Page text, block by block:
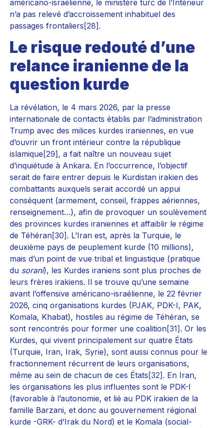
américano-israélienne, le ministère turc de l’Intérieur
n’a pas relevé d’accroissement inhabituel des
passages frontaliers[28].
Le risque redouté d’une
relance iranienne de la
question kurde
La révélation, le 4 mars 2026, par la presse
internationale de contacts établis par l’administration
Trump avec des milices kurdes iraniennes, en vue
d’ouvrir un front intérieur contre la république
islamique [29] , a fait naître un nouveau sujet
d’inquiétude à Ankara. En l’occurrence, l’objectif
serait de faire entrer depuis le Kurdistan irakien des
combattants auxquels serait accordé un appui
conséquent (armement, conseil, frappes aériennes,
renseignement…), afin de provoquer un soulèvement
des provinces kurdes iraniennes et affaiblir le régime
de Téhéran[30] . L’Iran est, après la Turquie, le
deuxième pays de peuplement kurde (10 millions),
mais d’un point de vue tribal et linguistique (pratique
du sorani), les Kurdes iraniens sont plus proches de
leurs frères irakiens. Il se trouve qu’une semaine
avant l’offensive américano-israélienne, le 22 février
2026, cinq organisations kurdes (PJAK, PDK-I, PAK,
Komala, Khabat), hostiles au régime de Téhéran, se
sont rencontrés pour former une coalition[31] . Or les
Kurdes, qui vivent principalement sur quatre États
(Turquie, Iran, Irak, Syrie), sont aussi connus pour le
fractionnement récurrent de leurs organisations,
même au sein de chacun de ces États [32] . En Iran,
les organisations les plus influentes sont le PDK-I
(favorable à l’autonomie, et lié au PDK irakien de la
famille Barzani, et donc au gouvernement régional
kurde -GRK- d’Irak du Nord) et le Komala (social-